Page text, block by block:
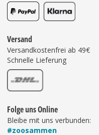
Versand
Versandkostenfrei ab 49€
Schnelle Lieferung
Folge uns Online
Bleibe mit uns verbunden:
#zoosammen